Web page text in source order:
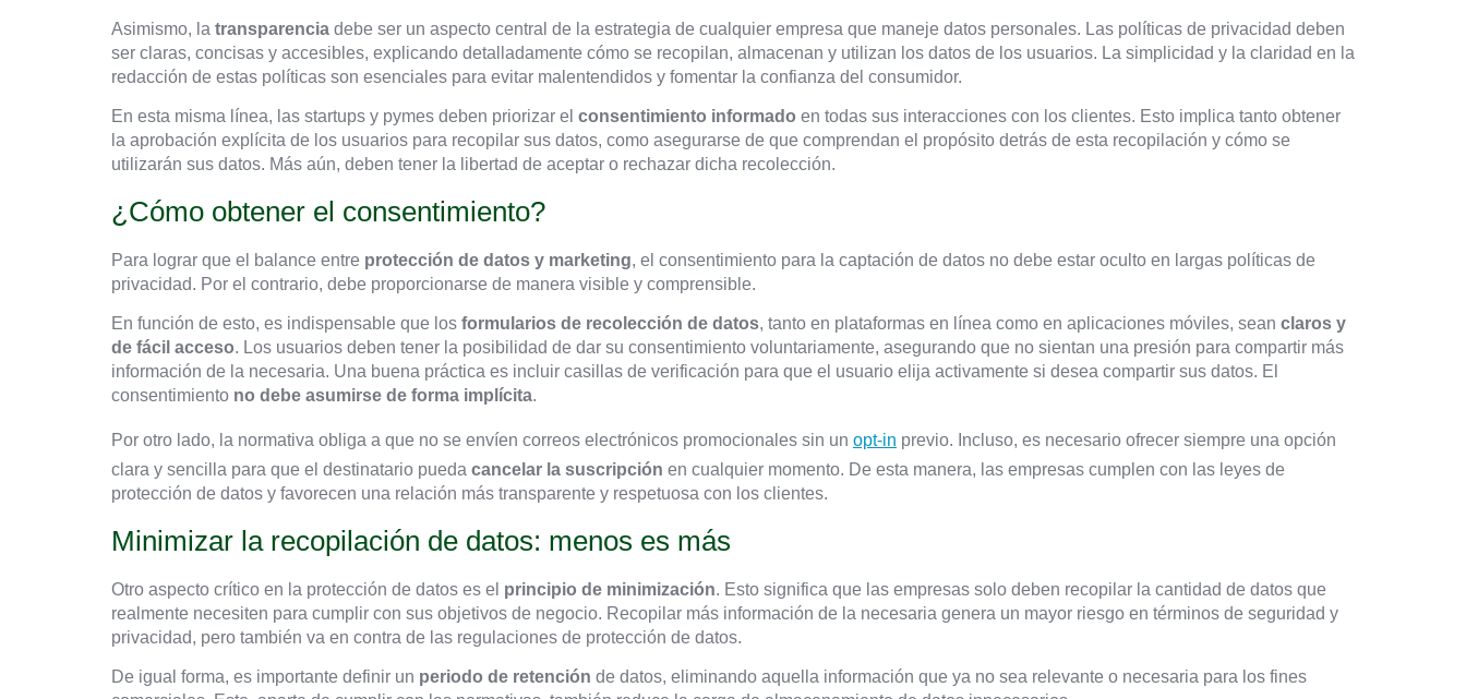
Asimismo, la transparencia debe ser un aspecto central de la estrategia de cualquier empresa que maneje datos personales. Las políticas de privacidad deben
ser claras, concisas y accesibles, explicando detalladamente cómo se recopilan, almacenan y utilizan los datos de los usuarios. La simplicidad y la claridad en la
redacción de estas políticas son esenciales para evitar malentendidos y fomentar la confianza del consumidor.
En esta misma línea, las startups y pymes deben priorizar el consentimiento informado en todas sus interacciones con los clientes. Esto implica tanto obtener
la aprobación explícita de los usuarios para recopilar sus datos, como asegurarse de que comprendan el propósito detrás de esta recopilación y cómo se
utilizarán sus datos. Más aún, deben tener la libertad de aceptar o rechazar dicha recolección.
¿Cómo obtener el consentimiento?
Para lograr que el balance entre protección de datos y marketing, el consentimiento para la captación de datos no debe estar oculto en largas políticas de
privacidad. Por el contrario, debe proporcionarse de manera visible y comprensible.
En función de esto, es indispensable que los formularios de recolección de datos, tanto en plataformas en línea como en aplicaciones móviles, sean claros y
de fácil acceso. Los usuarios deben tener la posibilidad de dar su consentimiento voluntariamente, asegurando que no sientan una presión para compartir más
información de la necesaria. Una buena práctica es incluir casillas de verificación para que el usuario elija activamente si desea compartir sus datos. El
consentimiento no debe asumirse de forma implícita.
Por otro lado, la normativa obliga a que no se envíen correos electrónicos promocionales sin un opt-in previo. Incluso, es necesario ofrecer siempre una opción
clara y sencilla para que el destinatario pueda cancelar la suscripción en cualquier momento. De esta manera, las empresas cumplen con las leyes de
protección de datos y favorecen una relación más transparente y respetuosa con los clientes.
Minimizar la recopilación de datos: menos es más
Otro aspecto crítico en la protección de datos es el principio de minimización. Esto significa que las empresas solo deben recopilar la cantidad de datos que
realmente necesiten para cumplir con sus objetivos de negocio. Recopilar más información de la necesaria genera un mayor riesgo en términos de seguridad y
privacidad, pero también va en contra de las regulaciones de protección de datos.
De igual forma, es importante definir un periodo de retención de datos, eliminando aquella información que ya no sea relevante o necesaria para los fines